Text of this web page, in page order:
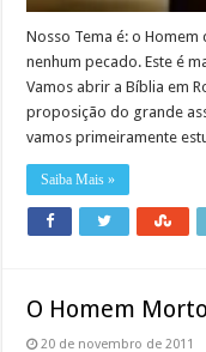
Nosso Tema é: o
nenhum pecado. Este é
Vamos abrir a Bíblia em
proposição do grande
vamos primeiramente
Saiba Mais »
O Homem
20 de novembro de 2011